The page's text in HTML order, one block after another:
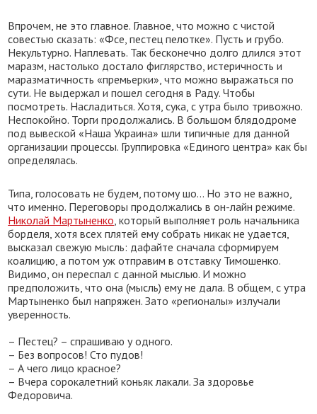
Впрочем, не это главное. Главное, что можно с чистой
совестью сказать: «Фсе, пестец пелотке». Пусть и грубо.
Некультурно. Наплевать. Так бесконечно долго длился этот
маразм, настолько достало фиглярство, истеричность и
маразматичность «премьерки», что можно выражаться по
сути. Не выдержал и пошел сегодня в Раду. Чтобы
посмотреть. Насладиться. Хотя, сука, с утра было тривожно.
Неспокойно. Торги продолжались. В большом блядодроме
под вывеской «Наша Украина» шли типичные для данной
организации процессы. Группировка «Единого центра» как бы
определялась.
Типа, голосовать не будем, потому шо… Но это не важно,
что именно. Переговоры продолжались в он-лайн режиме.
Николай Мартыненко, который выполняет роль начальника
борделя, хотя всех плятей ему собрать никак не удается,
высказал свежую мысль: дафайте сначала сформируем
коалицию, а потом уж отправим в отставку Тимошенко.
Видимо, он переспал с данной мыслью. И можно
предположить, что она (мысль) ему не дала. В общем, с утра
Мартыненко был напряжен. Зато «регионалы» излучали
уверенность.
– Пестец? – спрашиваю у одного.
– Без вопросов! Сто пудов!
– А чего лицо красное?
– Вчера сорокалетний коньяк лакали. За здоровье
Федоровича.